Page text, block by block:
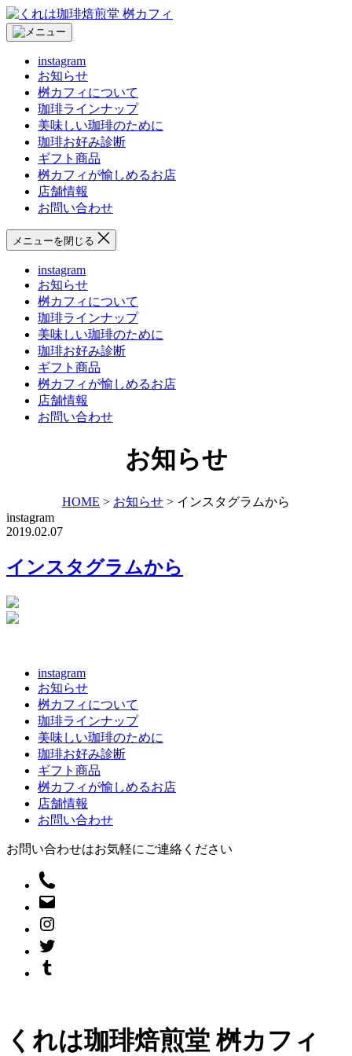
コ
ン
テ
フ
instagram
お知らせ
桝カフィについて
珈琲ラインナップ
美味しい珈琲のために
珈琲お好み診断
ギフト商品
桝カフィが愉しめるお店
店舗情報
お問い合わせ
メニューを閉じる
instagram
お知らせ
桝カフィについて
珈琲ラインナップ
美味しい珈琲のために
珈琲お好み診断
ギフト商品
桝カフィが愉しめるお店
店舗情報
お問い合わせ
お知らせ
HOME > お知らせ > インスタグラムから
instagram
2019.02.07
インスタグラムから
instagram
お知らせ
桝カフィについて
珈琲ラインナップ
美味しい珈琲のために
珈琲お好み診断
ギフト商品
桝カフィが愉しめるお店
店舗情報
お問い合わせ
お問い合わせはお気軽にご連絡ください
くれは珈琲焙煎堂 桝カフィ